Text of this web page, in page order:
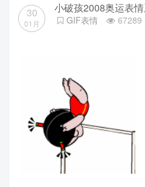
30
01月
小破孩2008奥运表
GIF表情 67289